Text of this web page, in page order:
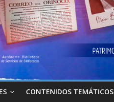
CONTENIDOS TEMÁTICOS